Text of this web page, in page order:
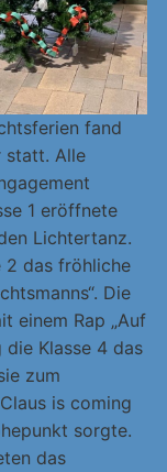
fand
statt. Alle
1 eröffnete
Lichtertanz.
2 das fröhliche
Die
einem Rap „Auf
die Klasse 4 das
zum
is coming
sorgte.
das